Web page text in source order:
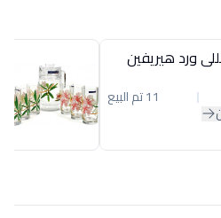
11 تم البيع